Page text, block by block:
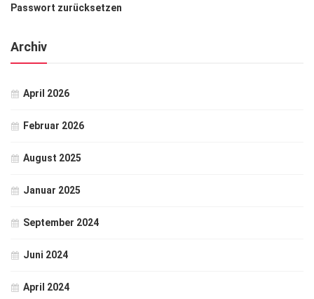
Passwort zurücksetzen
Archiv
April 2026
Februar 2026
August 2025
Januar 2025
September 2024
Juni 2024
April 2024